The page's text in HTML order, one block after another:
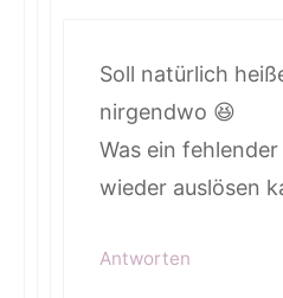
Soll natürlich
nirgendwo 😆
Was ein
wieder auslösen
Antworten